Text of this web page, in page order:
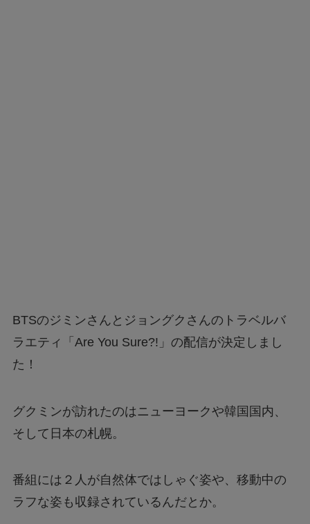
BTSのジミンさんとジョングクさんのトラベルバ
ラエティ「Are You Sure?!」の配信が決定しまし
た！
グクミンが訪れたのはニューヨークや韓国国内、
そして日本の札幌。
番組には２人が自然体ではしゃぐ姿や、移動中の
ラフな姿も収録されているんだとか。